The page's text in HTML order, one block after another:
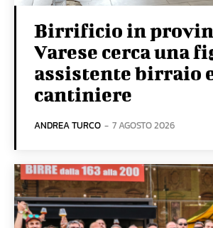
Birrificio in
Varese cerca una
assistente birraio
cantiniere
ANDREA TURCO - 7 AGOSTO 2026